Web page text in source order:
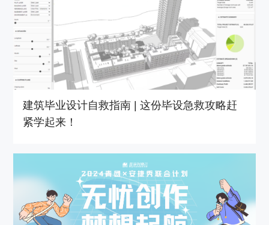
建筑毕业设计自救指南 | 这份毕设急救攻略赶
紧学起来！